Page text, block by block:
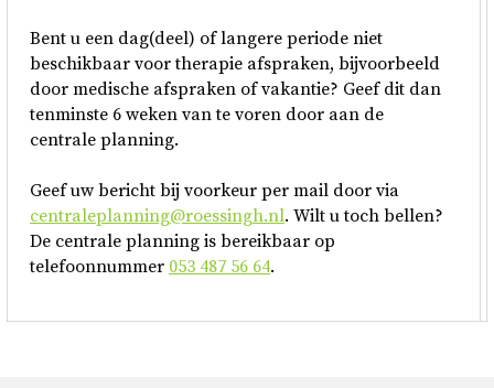
Bent u een dag(deel) of langere periode niet
beschikbaar voor therapie afspraken, bijvoorbeeld
door medische afspraken of vakantie? Geef dit dan
tenminste 6 weken van te voren door aan de
centrale planning.
Geef uw bericht bij voorkeur per mail door via
centraleplanning@roessingh.nl. Wilt u toch bellen?
De centrale planning is bereikbaar op
telefoonnummer 053 487 56 64.